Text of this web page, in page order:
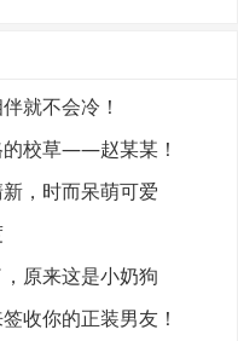
就不会冷！
的校草——赵某某！
，时而呆萌可爱
原来这是小奶狗
收你的正装男友！